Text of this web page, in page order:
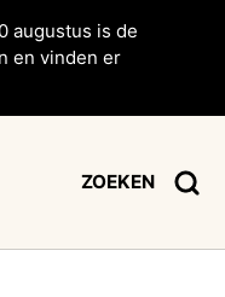
augustus is de
en vinden er
ZOEKEN